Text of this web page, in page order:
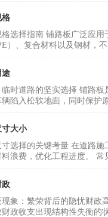
格
选择指南 铺路板广泛应
）、复合材料以及钢材，
途
时道路的坚实选择 铺路
陷入松软地面，同时保护
大小
选择的关键考量 在道路
浪费，优化工程进度。
政
现象：繁荣背后的隐忧财政
财政收支出现结构性失衡的